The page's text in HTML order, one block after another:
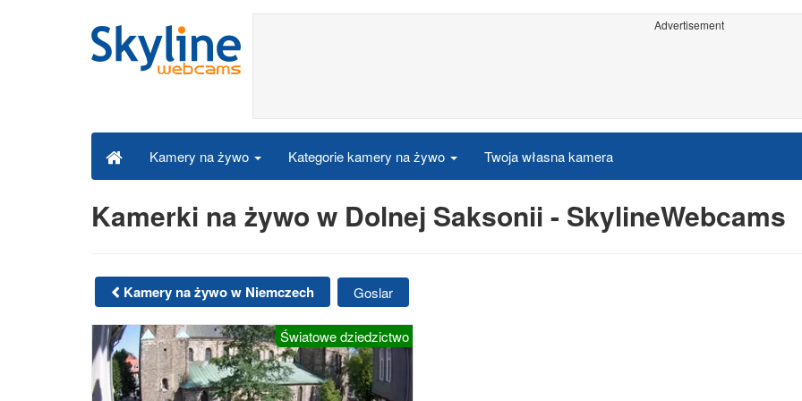
Advertisement
Kamery na żywo Kategorie kamery na żywo Twoja własna kamera
Kamerki na żywo w Dolnej Saksonii - SkylineWebcams
Kamery na żywo w Niemczech Goslar
Światowe dziedzictwo